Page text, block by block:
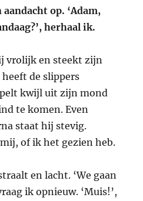
op. ‘Adam,
herhaal ik.
vrolijk en steekt zijn
de slippers
kwijl uit zijn mond
te komen. Even
staat hij stevig.
of ik het gezien heb.
en lacht. ‘We gaan
ik opnieuw. ‘Muis!’,